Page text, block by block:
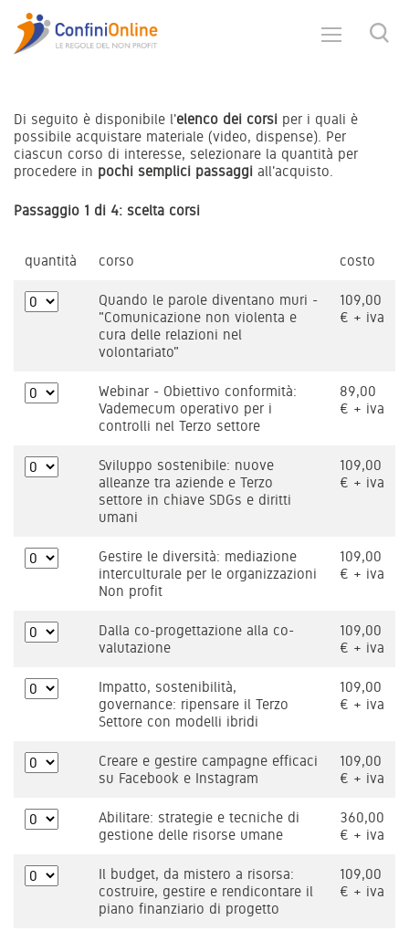
Di seguito è disponibile l'elenco dei corsi per i quali è
possibile acquistare materiale (video, dispense). Per
ciascun corso di interesse, selezionare la quantità per
procedere in pochi semplici passaggi all'acquisto.
Passaggio 1 di 4: scelta corsi
quantità corso costo
Quando le parole diventano muri -
"Comunicazione non violenta e
cura delle relazioni nel
volontariato"
109,00
€ + iva
Webinar - Obiettivo conformità:
Vademecum operativo per i
controlli nel Terzo settore
89,00
€ + iva
Sviluppo sostenibile: nuove
alleanze tra aziende e Terzo
settore in chiave SDGs e diritti
umani
109,00
€ + iva
Gestire le diversità: mediazione
interculturale per le organizzazioni
Non profit
109,00
€ + iva
Dalla co-progettazione alla co-
valutazione
109,00
€ + iva
Impatto, sostenibilità,
governance: ripensare il Terzo
Settore con modelli ibridi
109,00
€ + iva
Creare e gestire campagne efficaci
su Facebook e Instagram
109,00
€ + iva
Abilitare: strategie e tecniche di
gestione delle risorse umane
360,00
€ + iva
Il budget, da mistero a risorsa:
costruire, gestire e rendicontare il
piano finanziario di progetto
109,00
€ + iva